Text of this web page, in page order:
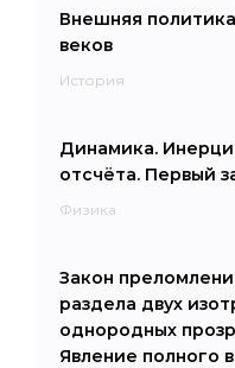
Внешняя
веков
История
Динамика.
отсчёта. Первый
Физика
Закон
раздела двух
однородных
Явление полного